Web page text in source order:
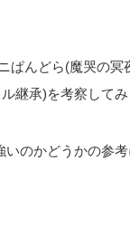
ぱんどら(魔哭の
継承)を考察してみ
のかどうかの参考